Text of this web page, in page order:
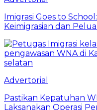
Imigrasi Goes to
Keimigrasian dan
Advertorial
Pastikan Kepatuhan
Laksanakan Operasi